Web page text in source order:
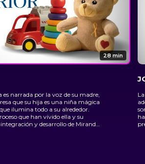
28 min
es narrada por la voz de su madre,
que su hija es una niña mágica
ilumina todo a su alrededor.
que han vivido ella y su
y desarrollo de Miranda,